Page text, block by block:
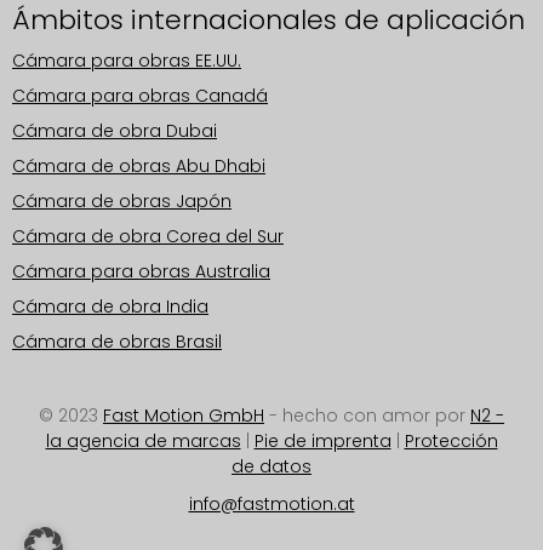
Ámbitos internacionales de aplicación
Cámara para obras EE.UU.
Cámara para obras Canadá
Cámara de obra Dubai
Cámara de obras Abu Dhabi
Cámara de obras Japón
Cámara de obra Corea del Sur
Cámara para obras Australia
Cámara de obra India
Cámara de obras Brasil
© 2023 Fast Motion GmbH - hecho con amor por N2 -
la agencia de marcas
Pie de imprenta
Protección
de datos
info@fastmotion.at